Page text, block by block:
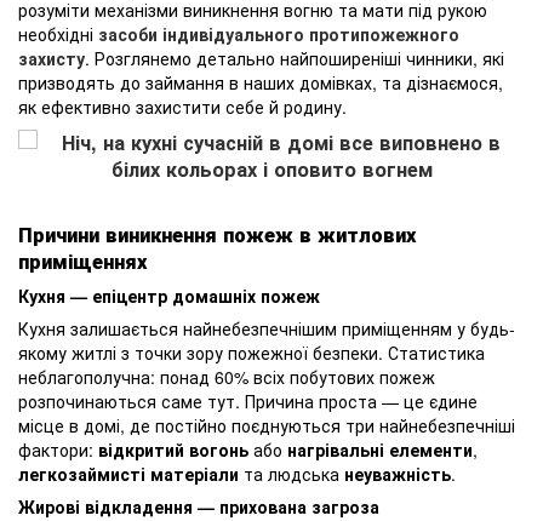
розуміти механізми виникнення вогню та мати під рукою
необхідні засоби індивідуального протипожежного
захисту. Розглянемо детально найпоширеніші чинники, які
призводять до займання в наших домівках, та дізнаємося,
як ефективно захистити себе й родину.
Причини виникнення пожеж в житлових
приміщеннях
Кухня — епіцентр домашніх пожеж
Кухня залишається найнебезпечнішим приміщенням у будь-
якому житлі з точки зору пожежної безпеки. Статистика
неблагополучна: понад 60% всіх побутових пожеж
розпочинаються саме тут. Причина проста — це єдине
місце в домі, де постійно поєднуються три найнебезпечніші
фактори: відкритий вогонь або нагрівальні елементи,
легкозаймисті матеріали та людська неуважність.
Жирові відкладення — прихована загроза